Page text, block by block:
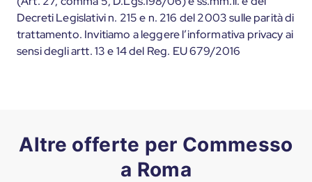
Decreti Legislativi n. 215 e n. 216 del 2003 sulle parità di
trattamento. Invitiamo a leggere l’informativa privacy ai
sensi degli artt. 13 e 14 del Reg. EU 679/2016
Altre offerte per Commesso
a Roma